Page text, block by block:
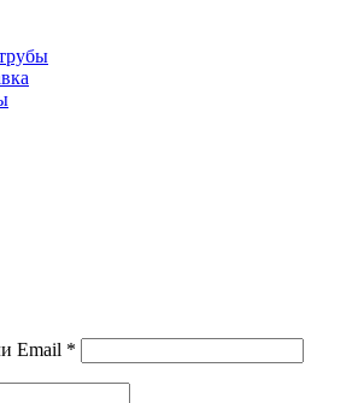
Email *